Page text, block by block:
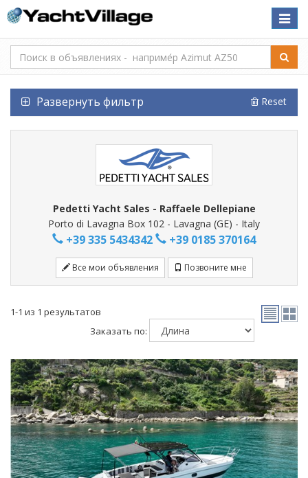
Toggle
Развернуть фильтр Reset
Pedetti Yacht Sales - Raffaele Dellepiane
Porto di Lavagna Box 102 - Lavagna (GE) - Italy
+39 335 5434342 +39 0185 370164
Все мои объявления Позвоните мне
1-1 из 1 результатов
Заказать по: